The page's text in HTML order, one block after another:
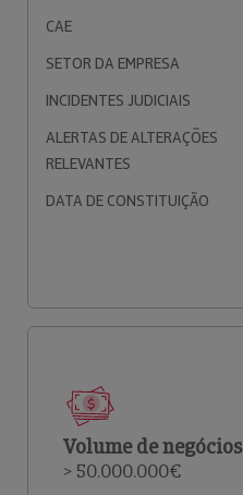
CAE
SETOR DA EMPRESA
INCIDENTES JUDICIAIS
ALERTAS DE ALTERAÇÕES
RELEVANTES
DATA DE CONSTITUIÇÃO
Volume de negócios
> 50.000.000€